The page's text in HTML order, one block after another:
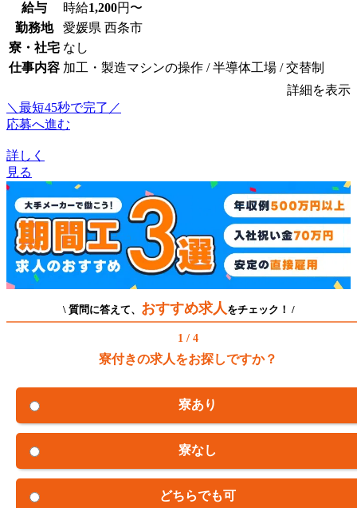
給与 時給1,200円〜
勤務地
愛媛県 西条市
寮・社宅 なし
仕事内容 加工・製造マシンの操作 / 半導体工場 / 交替制
詳細を表示
＼最短45秒で完了／
応募へ進む
詳しく
見る
\ 質問に答えて、 おすすめ求人 をチェック！ /
1 / 4
寮付きの求人をお探しですか？
寮あり
寮なし
どちらでも可